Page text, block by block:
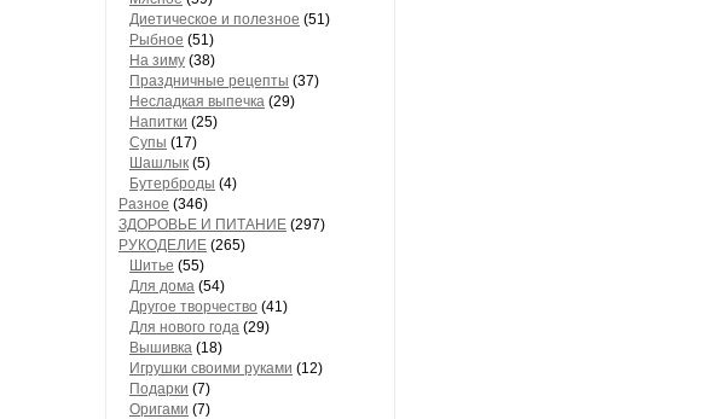
Диетическое и полезное (51)
Рыбное (51)
На зиму (38)
Праздничные рецепты (37)
Несладкая выпечка (29)
Напитки (25)
Супы (17)
Шашлык (5)
Бутерброды (4)
Разное (346)
ЗДОРОВЬЕ И ПИТАНИЕ (297)
РУКОДЕЛИЕ (265)
Шитье (55)
Для дома (54)
Другое творчество (41)
Для нового года (29)
Вышивка (18)
Игрушки своими руками (12)
Подарки (7)
Оригами (7)